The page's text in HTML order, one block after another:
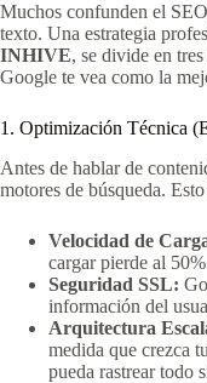
Muchos confunden el
texto. Una estrategia
INHIVE, se divide en
Google te vea como la
1. Optimización Técnica
Antes de hablar de
motores de búsqueda.
Velocidad de
cargar pierde al
Seguridad SSL:
información del
Arquitectura
medida que crezca
pueda rastrear todo